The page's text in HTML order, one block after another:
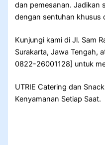
dan pemesanan. Jadikan
dengan sentuhan khusus
Kunjungi kami di Jl. Sam
Surakarta, Jawa Tengah,
0822-26001128] untuk
UTRIE Catering dan
Kenyamanan Setiap Saat.